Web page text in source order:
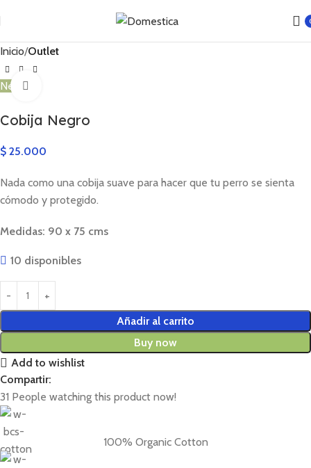
Inicio Outlet
New
Cobija Negro
$ 25.000
Nada como una cobija suave para hacer que tu perro se sienta
cómodo y protegido.
Medidas: 90 x 75 cms
10 disponibles
Añadir al carrito
Buy now
Add to wishlist
Compartir:
31 People watching this product now!
100% Organic Cotton